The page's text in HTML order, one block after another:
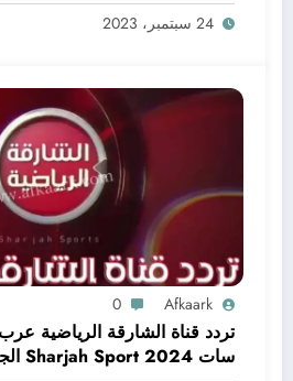
24 سبتمبر، 2023
Afkaark
0
تردد قناة الشارقة الرياضية
سات Sharjah Sport 2024 الجديد